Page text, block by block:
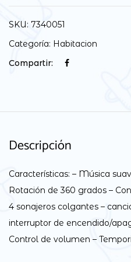
SKU: 7340051
Categoría: Habitacion
Compartir:
Descripción
Características: – Música
Rotación de 360 ​​grados –
4 sonajeros colgantes –
interruptor de encendido/
Control de volumen –